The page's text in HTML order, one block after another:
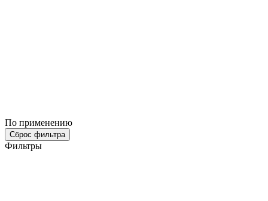
По применению
Сброс фильтра
Фильтры